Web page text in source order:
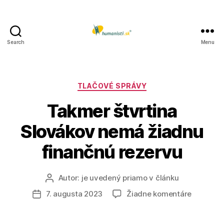
Search Menu
Kategórie
TLAČOVÉ SPRÁVY
Takmer štvrtina
Slovákov nemá žiadnu
finančnú rezervu
Autor
článku
Autor: je uvedený priamo v článku
Dátum
7. augusta 2023 Žiadne komentárena